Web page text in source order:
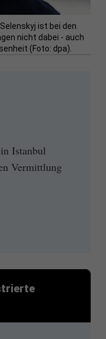
ist bei den
nicht dabei - auch
(Foto: dpa).
Istanbul
Vermittlung